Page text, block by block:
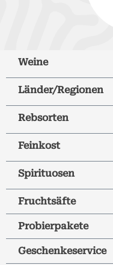
Weine
Länder/Regionen
Rebsorten
Feinkost
Spirituosen
Fruchtsäfte
Probierpakete
Geschenkeservice